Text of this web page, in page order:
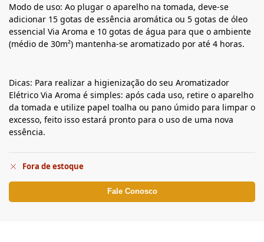
Modo de uso: Ao plugar o aparelho na tomada, deve-se
adicionar 15 gotas de essência aromática ou 5 gotas de óleo
essencial Via Aroma e 10 gotas de água para que o ambiente
(médio de 30m²) mantenha-se aromatizado por até 4 horas.
Dicas: Para realizar a higienização do seu Aromatizador
Elétrico Via Aroma é simples: após cada uso, retire o aparelho
da tomada e utilize papel toalha ou pano úmido para limpar o
excesso, feito isso estará pronto para o uso de uma nova
essência.
Fora de estoque
Fale Conosco